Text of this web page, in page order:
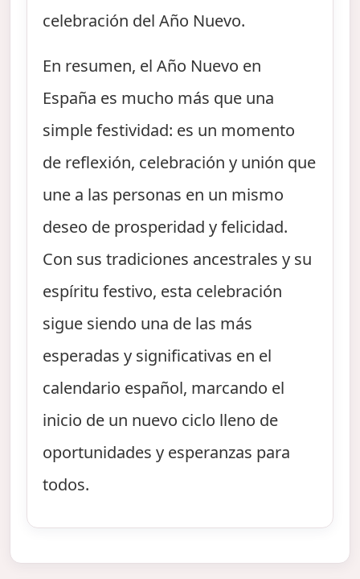
celebración del Año Nuevo.
En resumen, el Año Nuevo en
España es mucho más que una
simple festividad: es un momento
de reflexión, celebración y unión que
une a las personas en un mismo
deseo de prosperidad y felicidad.
Con sus tradiciones ancestrales y su
espíritu festivo, esta celebración
sigue siendo una de las más
esperadas y significativas en el
calendario español, marcando el
inicio de un nuevo ciclo lleno de
oportunidades y esperanzas para
todos.